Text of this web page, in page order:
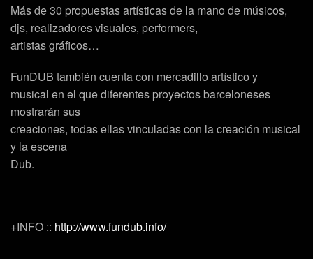
Más de 30 propuestas artísticas de la mano de músicos,
djs, realizadoresvisuales,  performers,
artistas gráficos…
FunDUB también cuenta con mercadillo artístico y
musical en el que diferentes proyectos barceloneses
mostrarán sus
creaciones, todas ellas vinculadas con la creación musical
y la escena
Dub.
+INFO :: http://www.fundub.info/